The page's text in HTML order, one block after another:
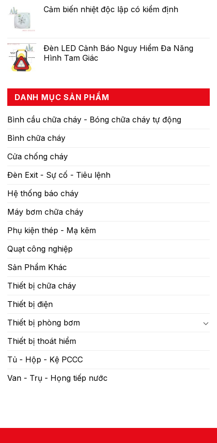
Cảm biến nhiệt độc lập có kiểm định
Đèn LED Cảnh Báo Nguy Hiểm Đa Năng
Hình Tam Giác
DANH MỤC SẢN PHẨM
Bình cầu chữa cháy - Bóng chữa cháy tự động
Bình chữa cháy
Cửa chống cháy
Đèn Exit - Sự cố - Tiêu lệnh
Hệ thống báo cháy
Máy bơm chữa cháy
Phụ kiện thép - Mạ kẽm
Quạt công nghiệp
Sản Phẩm Khác
Thiết bị chữa cháy
Thiết bị điện
Thiết bị phòng bơm
Thiết bị thoát hiểm
Tủ - Hộp - Kệ PCCC
Van - Trụ - Họng tiếp nước